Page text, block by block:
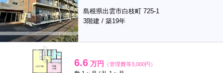
島根県出雲市白枝町 725-1
3階建 / 築19年
6.6 万円 （管理費等3,000円）